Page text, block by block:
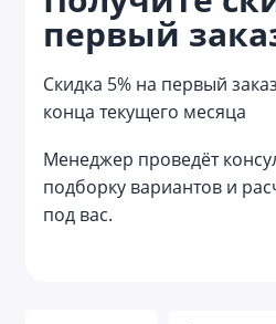
первый
Скидка 5% на первый
конца текущего месяца
Менеджер проведёт
подборку вариантов и
под вас.
Весы кухонные
Винные аксессуары
Графины
Заварочные чайники
Контейнеры для еды